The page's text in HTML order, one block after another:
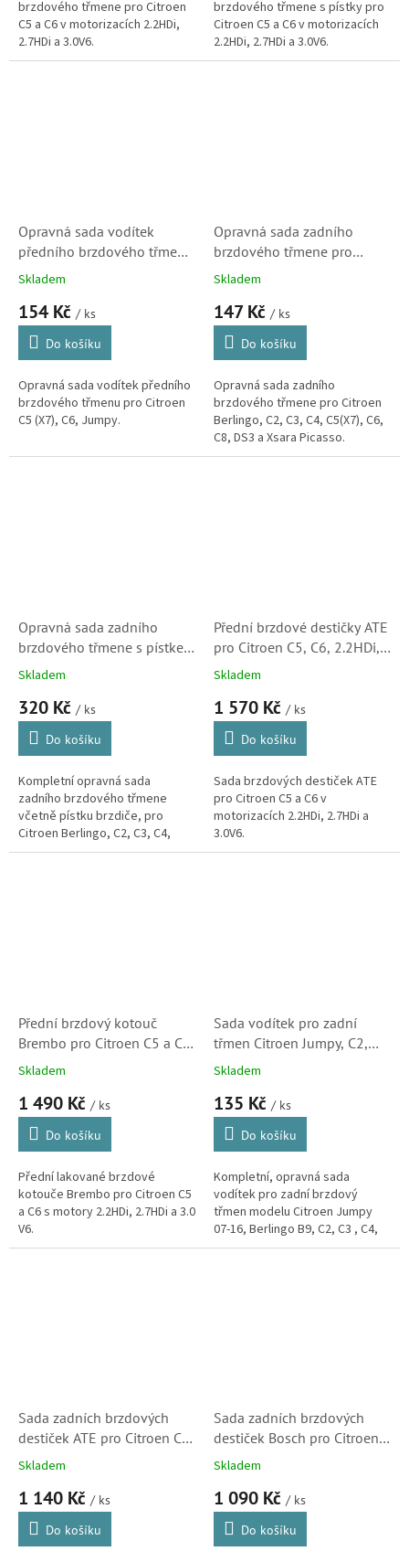
brzdového třmene pro Citroen
C5 a C6 v motorizacích 2.2HDi,
2.7HDi a 3.0V6.
brzdového třmene s pístky pro
Citroen C5 a C6 v motorizacích
2.2HDi, 2.7HDi a 3.0V6.
Opravná sada vodítek
předního brzdového třmene
pro C5 III, C6 a Jumpy
1131432X)
Skladem
154 Kč / ks
Do košíku
Opravná sada vodítek předního
brzdového třmenu pro Citroen
C5 (X7), C6, Jumpy.
Opravná sada zadního
brzdového třmene pro
Citroen Berlingo, C2, C3, C4,
Picasso S1
Skladem
147 Kč / ks
Do košíku
Opravná sada zadního
brzdového třmene pro Citroen
Berlingo, C2, C3, C4, C5(X7), C6,
C8, DS3 a Xsara Picasso.
(Peugeot Partner, 307, 407, 807,
Opravná sada zadního
brzdového třmene s pístkem
pro Citroen Berlingo, C2, C3,
Xsara Picasso
Skladem
320 Kč / ks
Do košíku
Kompletní opravná sada
zadního brzdového třmene
včetně pístku brzdiče, pro
Citroen Berlingo, C2, C3, C4,
C5(X7), C6, C8, DS3 a Xsara
Přední brzdové destičky ATE
pro Citroen C5, C6, 2.2HDi,
2.7HDi a 3.0V6 (425480,
Skladem
1 570 Kč / ks
Do košíku
Sada brzdových destiček ATE
pro Citroen C5 a C6 v
motorizacích 2.2HDi, 2.7HDi a
3.0V6.
Přední brzdový kotouč
Brembo pro Citroen C5 a C6
s motory 2.2HDi, 2.7HDi a
09A08911)
Skladem
1 490 Kč / ks
Do košíku
Přední lakované brzdové
kotouče Brembo pro Citroen C5
a C6 s motory 2.2HDi, 2.7HDi a 3.0
V6.
Sada vodítek pro zadní
třmen Citroen Jumpy, C2,
C3, C4, C5, C6, Berlingo
a Expert)
Skladem
135 Kč / ks
Do košíku
Kompletní, opravná sada
vodítek pro zadní brzdový
třmen modelu Citroen Jumpy
07-16, Berlingo B9, C2, C3 , C4,
C4 Cactus, C5 (X7), C6, DS4, DS5.
Sada zadních brzdových
destiček ATE pro Citroen C6
(13046027062, 425329)
Skladem
1 140 Kč / ks
Do košíku
Sada zadních brzdových
destiček Bosch pro Citroen
C6 (0986494243, 425329)
Skladem
1 090 Kč / ks
Do košíku